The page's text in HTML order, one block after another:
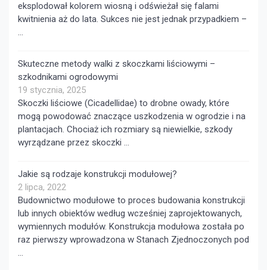
eksplodował kolorem wiosną i odświeżał się falami
kwitnienia aż do lata. Sukces nie jest jednak przypadkiem –
…
Skuteczne metody walki z skoczkami liściowymi –
szkodnikami ogrodowymi
19 stycznia, 2025
Skoczki liściowe (Cicadellidae) to drobne owady, które
mogą powodować znaczące uszkodzenia w ogrodzie i na
plantacjach. Chociaż ich rozmiary są niewielkie, szkody
wyrządzane przez skoczki …
Jakie są rodzaje konstrukcji modułowej?
2 lipca, 2022
Budownictwo modułowe to proces budowania konstrukcji
lub innych obiektów według wcześniej zaprojektowanych,
wymiennych modułów. Konstrukcja modułowa została po
raz pierwszy wprowadzona w Stanach Zjednoczonych pod
…